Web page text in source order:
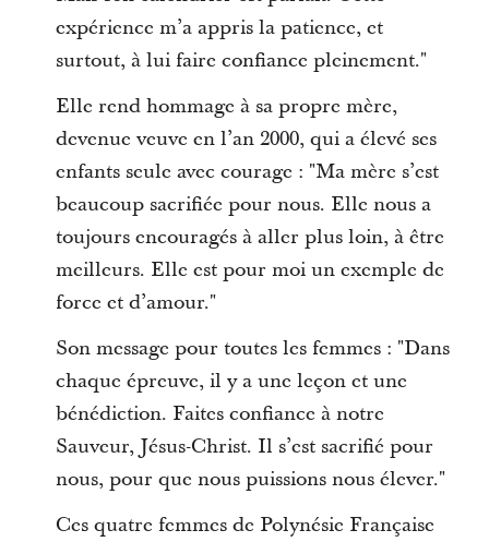
expérience m’a appris la patience, et
surtout, à lui faire confiance pleinement."
Elle rend hommage à sa propre mère,
devenue veuve en l’an 2000, qui a élevé ses
enfants seule avec courage : "Ma mère s’est
beaucoup sacrifiée pour nous. Elle nous a
toujours encouragés à aller plus loin, à être
meilleurs. Elle est pour moi un exemple de
force et d’amour."
Son message pour toutes les femmes : "Dans
chaque épreuve, il y a une leçon et une
bénédiction. Faites confiance à notre
Sauveur, Jésus-Christ. Il s’est sacrifié pour
nous, pour que nous puissions nous élever."
Ces quatre femmes de Polynésie Française